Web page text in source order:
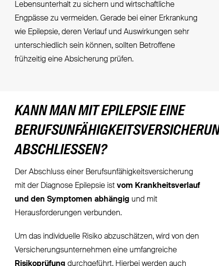
Lebensunterhalt zu sichern und wirtschaftliche
Engpässe zu vermeiden. Gerade bei einer Erkrankung
wie Epilepsie, deren Verlauf und Auswirkungen sehr
unterschiedlich sein können, sollten Betroffene
frühzeitig eine Absicherung prüfen.
KANN MAN MIT EPILEPSIE EINE
ABSCHLIESSEN?
Der Abschluss einer Berufsunfähigkeitsversicherung
mit der Diagnose Epilepsie ist vom Krankheitsverlauf
und den Symptomen abhängig und mit
Herausforderungen verbunden.
Um das individuelle Risiko abzuschätzen, wird von den
Versicherungsunternehmen eine umfangreiche
Risikoprüfung durchgeführt. Hierbei werden auch